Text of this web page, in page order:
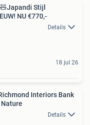
Stijl
NU €770,-
Details
18 jul 26
Interiors Bank
Details